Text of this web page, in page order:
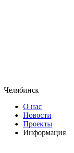
Челябинск
О нас
Новости
Проекты
Информация